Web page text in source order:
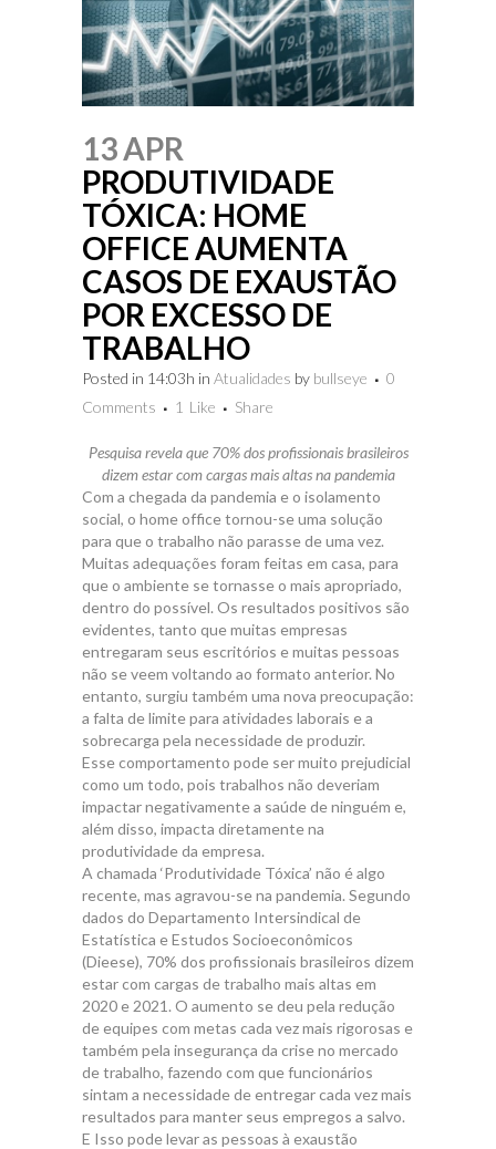
13 APR
PRODUTIVIDADE
TÓXICA: HOME
OFFICE AUMENTA
CASOS DE EXAUSTÃO
POR EXCESSO DE
TRABALHO
Posted in 14:03h in Atualidades by bullseye
0
Comments
1 Like Share
Pesquisa revela que 70% dos profissionais brasileiros
dizem estar com cargas mais altas na pandemia
Com a chegada da pandemia e o isolamento
social, o home office tornou-se uma solução
para que o trabalho não parasse de uma vez.
Muitas adequações foram feitas em casa, para
que o ambiente se tornasse o mais apropriado,
dentro do possível. Os resultados positivos são
evidentes, tanto que muitas empresas
entregaram seus escritórios e muitas pessoas
não se veem voltando ao formato anterior. No
entanto, surgiu também uma nova preocupação:
a falta de limite para atividades laborais e a
sobrecarga pela necessidade de produzir.
Esse comportamento pode ser muito prejudicial
como um todo, pois trabalhos não deveriam
impactar negativamente a saúde de ninguém e,
além disso, impacta diretamente na
produtividade da empresa.
A chamada ‘Produtividade Tóxica’ não é algo
recente, mas agravou-se na pandemia. Segundo
dados do Departamento Intersindical de
Estatística e Estudos Socioeconômicos
(Dieese), 70% dos profissionais brasileiros dizem
estar com cargas de trabalho mais altas em
2020 e 2021. O aumento se deu pela redução
de equipes com metas cada vez mais rigorosas e
também pela insegurança da crise no mercado
de trabalho, fazendo com que funcionários
sintam a necessidade de entregar cada vez mais
resultados para manter seus empregos a salvo.
E Isso pode levar as pessoas à exaustão